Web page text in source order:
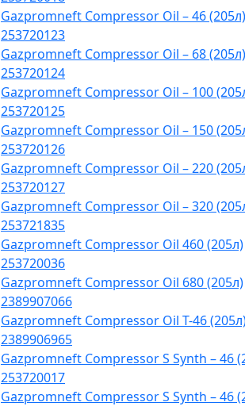
Gazpromneft Compressor Oil – 46 (205л)
253720123
Gazpromneft Compressor Oil – 68 (205л)
253720124
Gazpromneft Compressor Oil – 100
253720125
Gazpromneft Compressor Oil – 150
253720126
Gazpromneft Compressor Oil – 220
253720127
Gazpromneft Compressor Oil – 320
253721835
Gazpromneft Compressor Oil 460 (205л)
253720036
Gazpromneft Compressor Oil 680 (205л)
2389907066
Gazpromneft Compressor Oil T-46
2389906965
Gazpromneft Compressor S Synth – 46
253720017
Gazpromneft Compressor S Synth – 46